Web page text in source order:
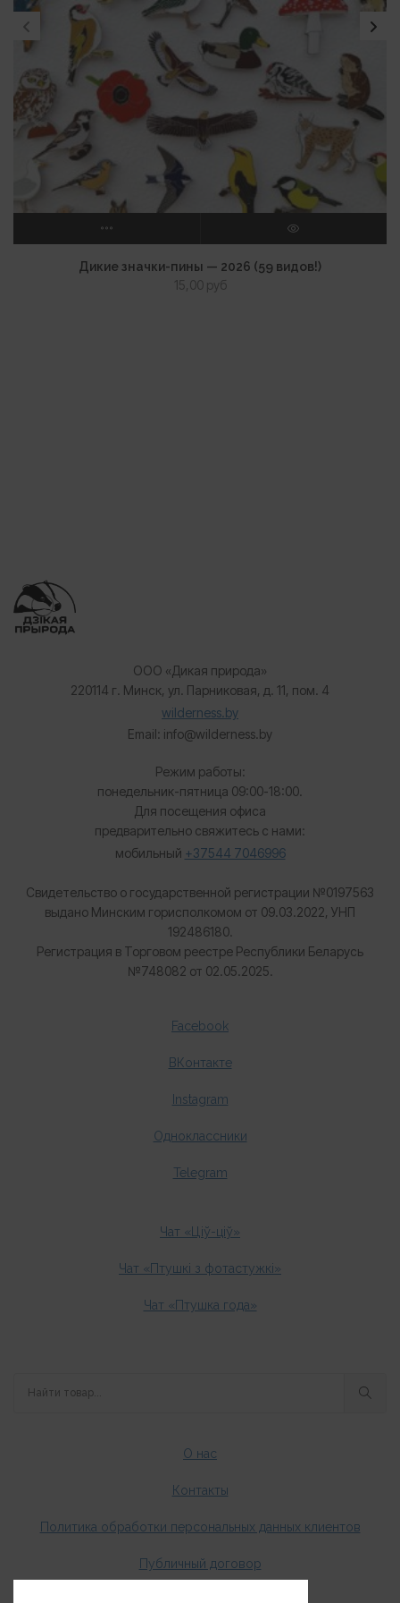
ВЫБЕРИТЕ ПАРАМЕТРЫ ПРОСМОТР
Дикие значки-пины — 2026 (59 видов!)
15,00 руб
ООО «Дикая природа»
220114 г. Минск, ул. Парниковая, д. 11, пом. 4
wilderness.by
Email: info@wilderness.by
Режим работы:
понедельник-пятница 09:00-18:00.
Для посещения офиса
предварительно свяжитесь с нами:
мобильный +37544 7046996
Свидетельство о государственной регистрации №0197563
выдано Минским горисполкомом от 09.03.2022, УНП
192486180.
Регистрация в Торговом реестре Республики Беларусь
№748082 от 02.05.2025.
Facebook
ВКонтакте
Instagram
Одноклассники
Telegram
Чат «Ціў-ціў»
Чат «Птушкі з фотастужкі»
Чат «Птушка года»
О нас
Контакты
Политика обработки персональных данных клиентов
Публичный договор